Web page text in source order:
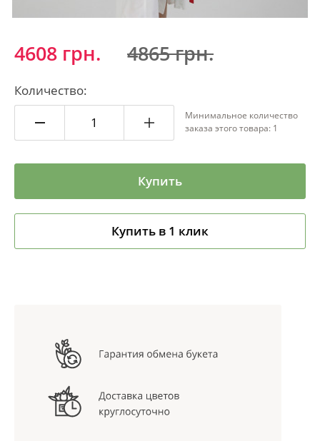
4608 грн. 4865 грн.
Количество:
Минимальное количество
заказа этого товара: 1
Купить
Купить в 1 клик